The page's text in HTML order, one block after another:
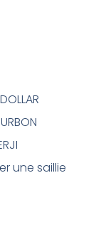
une saillie